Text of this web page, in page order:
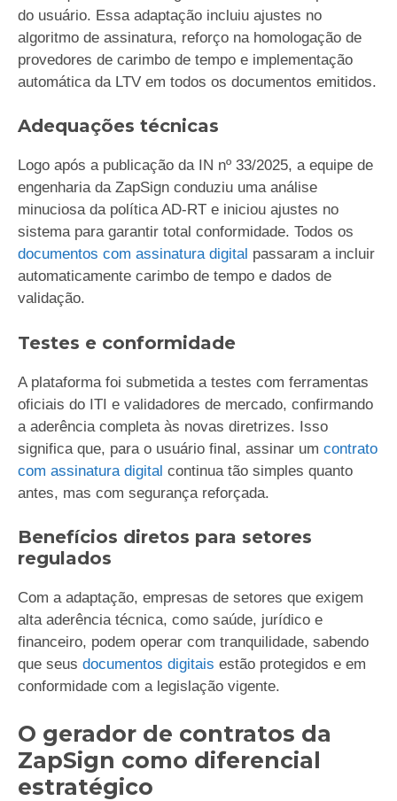
do usuário. Essa adaptação incluiu ajustes no
algoritmo de assinatura, reforço na homologação de
provedores de carimbo de tempo e implementação
automática da LTV em todos os documentos emitidos.
Adequações técnicas
Logo após a publicação da IN nº 33/2025, a equipe de
engenharia da ZapSign conduziu uma análise
minuciosa da política AD-RT e iniciou ajustes no
sistema para garantir total conformidade. Todos os
documentos com assinatura digital passaram a incluir
automaticamente carimbo de tempo e dados de
validação.
Testes e conformidade
A plataforma foi submetida a testes com ferramentas
oficiais do ITI e validadores de mercado, confirmando
a aderência completa às novas diretrizes. Isso
significa que, para o usuário final, assinar um contrato
com assinatura digital continua tão simples quanto
antes, mas com segurança reforçada.
Benefícios diretos para setores
regulados
Com a adaptação, empresas de setores que exigem
alta aderência técnica, como saúde, jurídico e
financeiro, podem operar com tranquilidade, sabendo
que seus documentos digitais estão protegidos e em
conformidade com a legislação vigente.
O gerador de contratos da
ZapSign como diferencial
estratégico